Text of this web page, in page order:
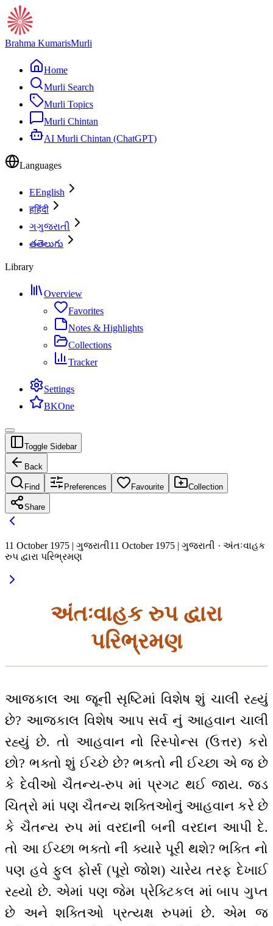
Brahma KumarisMurli
Home
Murli Search
Murli Topics
Murli Chintan
AI Murli Chintan (ChatGPT)
Languages
EEnglish
हहिंदी
ગગુજરાતી
తతెలుగు
Library
Overview
Favorites
Notes & Highlights
Collections
Tracker
Settings
BKOne
Toggle Sidebar
Back
Find Preferences Favourite Collection
Share
11 October 1975 | ગુજરાતી11 October 1975 | ગુજરાતી · અંતઃવાહક
રુપ દ્વારા પરિભ્રમણ
અંતઃવાહક રુપ દ્વારા
પરિભ્રમણ
આજકાલ આ જૂની સૃષ્ટિમાં વિશેષ શું ચાલી રહ્યું
છે? આજકાલ વિશેષ આપ સર્વ નું આહવાન ચાલી
રહ્યું છે. તો આહવાન નો રિસ્પોન્સ (ઉત્તર) કરો
છો? ભક્તો શું ઈચ્છે છે? ભક્તો ની ઈચ્છા એ જ છે
કે દેવીઓ ચૈતન્ય-રુપ માં પ્રગટ થઈ જાય. જડ
ચિત્રો માં પણ ચૈતન્ય શક્તિઓનું આહવાન કરે છે
કે ચૈતન્ય રુપ માં વરદાની બની વરદાન આપી દે.
તો આ ઈચ્છા ભક્તો ની ક્યારે પૂરી થશે? ભક્તિ નો
પણ હવે ફુલ ફોર્સ (પૂરો જોશ) ચારેય તરફ દેખાઈ
રહ્યો છે. એમાં પણ જેમ પ્રેક્ટિકલ માં બાપ ગુપ્ત
છે અને શક્તિઓ પ્રત્યક્ષ રુપમાં છે. એમ જ